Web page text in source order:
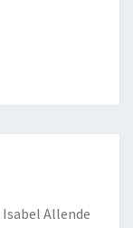
Isabel Allende